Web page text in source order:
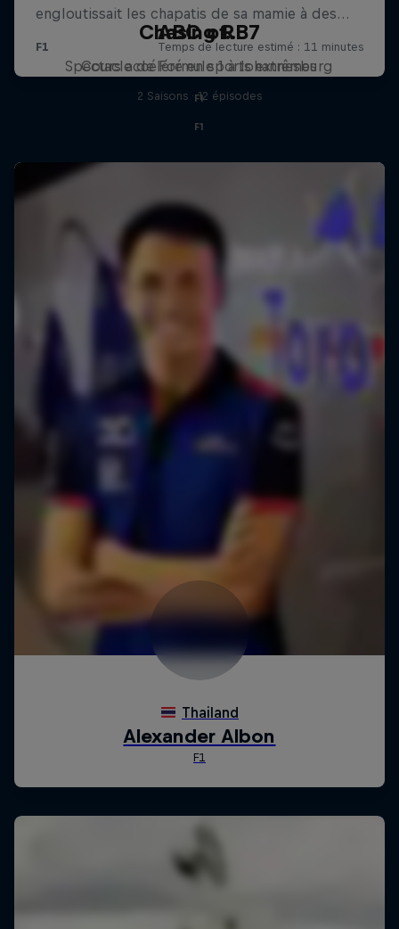
Chasing RB7
Spectacle de Formule 1 à Johannesburg
F1
ABC of...
Cours accéléré en sports extrêmes
2 Saisons · 12 épisodes
F1